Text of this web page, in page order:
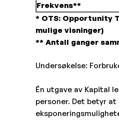
Frekvens**
* OTS: Opportunity
mulige visninger)
** Antall ganger
Undersøkelse:
Én utgave av Kapital
personer. Det betyr